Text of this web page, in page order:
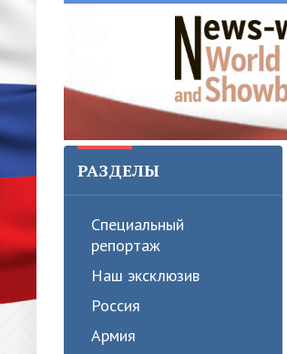
РАЗДЕЛЫ
Специальный
репортаж
Наш эксклюзив
Россия
Армия